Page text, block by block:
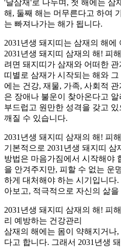
'날삼재'로 나누며, 첫 해에는 삼
해, 둘째 해는 머무른다고 하여
는 빠져나가는 해가 됩니다.
2031년생 돼지띠는 삼재의 해에
2031년생 돼지띠 삼재의 해! 피
려면 돼지띠가 삼재와 어떠한
띠별로 삼재가 시작되는 해와
에는 건강, 재물, 가족, 사회적
은 장애나 불운이 찾아온다고
부드럽고 원만한 성격을 갖고
깨질 수 있습니다.
2031년생 돼지띠 삼재의 해! 피
기본적으로 2031년생 돼지띠
방법은 마음가짐에서 시작해야
을 안겨주지만, 피할 수 없는 운
하게 대처해야 하는 시기입니다
아보고, 적극적으로 자신의 삶
2031년생 돼지띠 삼재의 해! 피
리 예방하는 건강관리
삼재의 해에는 몸이 약해지거나
다고 합니다. 그래서 2031년생